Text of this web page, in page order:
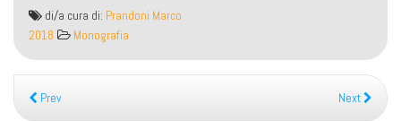
Gysbreght
van
Il
crollo
di/a cura di: Prandoni Marco
2018
Monografia
Prev Next